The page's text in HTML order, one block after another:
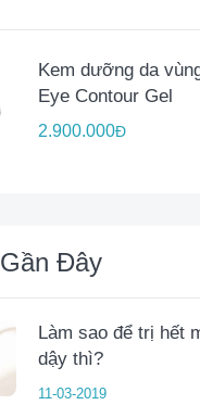
Kem dưỡng da
Eye Contour Gel
2.900.000Đ
Đây
Làm sao để trị hết
dậy thì?
11-03-2019